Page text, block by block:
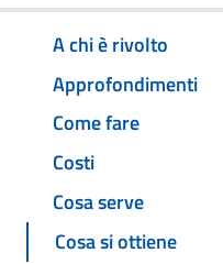
A chi è rivolto
Approfondimenti
Come fare
Costi
Cosa serve
Cosa si ottiene